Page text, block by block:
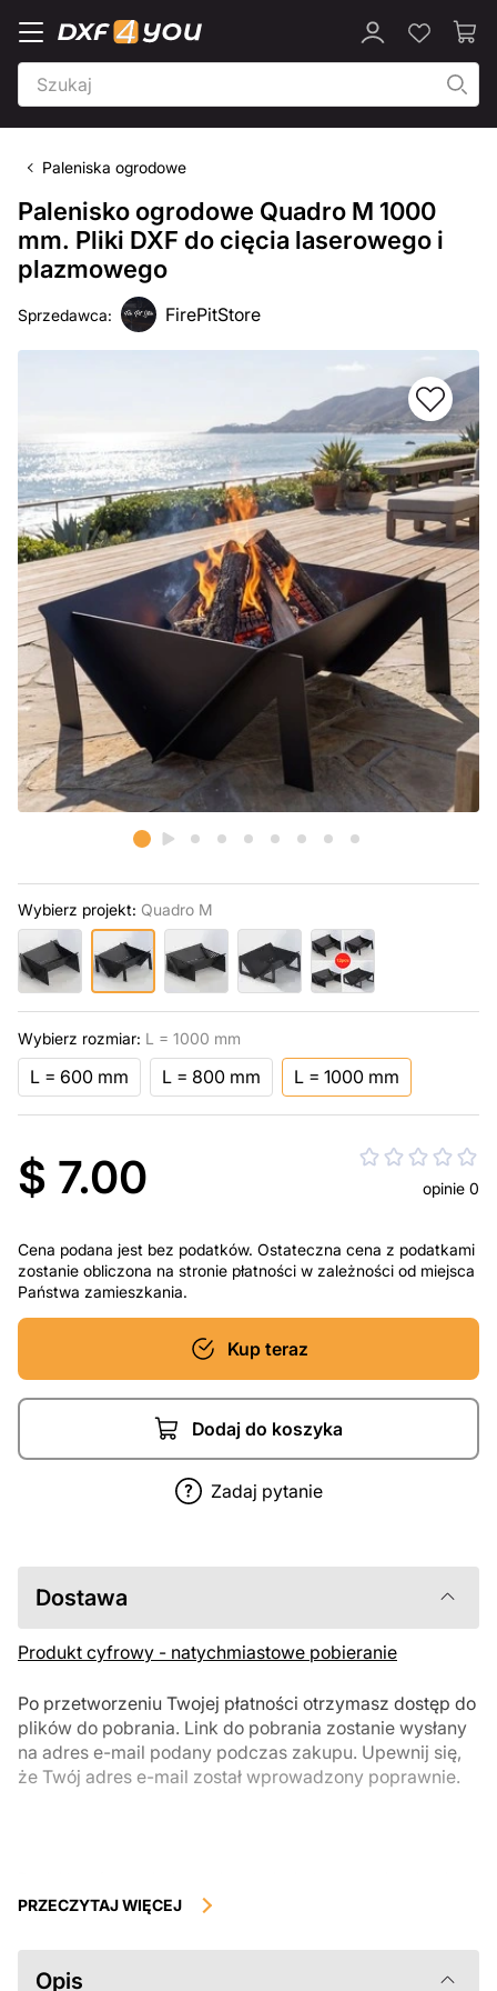
Paleniska ogrodowe
Palenisko ogrodowe Quadro M 1000
mm. Pliki DXF do cięcia laserowego i
plazmowego
Sprzedawca: FirePitStore
Wybierz projekt: Quadro M
Wybierz rozmiar: L = 1000 mm
L = 600 mm L = 800 mm L = 1000 mm
$ 7.00 opinie 0
Cena podana jest bez podatków. Ostateczna cena z podatkami
zostanie obliczona na stronie płatności w zależności od miejsca
Państwa zamieszkania.
Kup teraz
Dodaj do koszyka
Zadaj pytanie
Dostawa
Produkt cyfrowy - natychmiastowe pobieranie
Po przetworzeniu Twojej płatności otrzymasz dostęp do
plików do pobrania. Link do pobrania zostanie wysłany
na adres e-mail podany podczas zakupu. Upewnij się,
że Twój adres e-mail został wprowadzony poprawnie.
podlegają zwrotowi ani wymianie po ich pobraniu. Zalecamy
przed zakupem. Jeśli masz jakiekolwiek problemy z zamówieniem,
skontaktuj się bezpośrednio ze sprzedawcą.
PRZECZYTAJ WIĘCEJ
Opis